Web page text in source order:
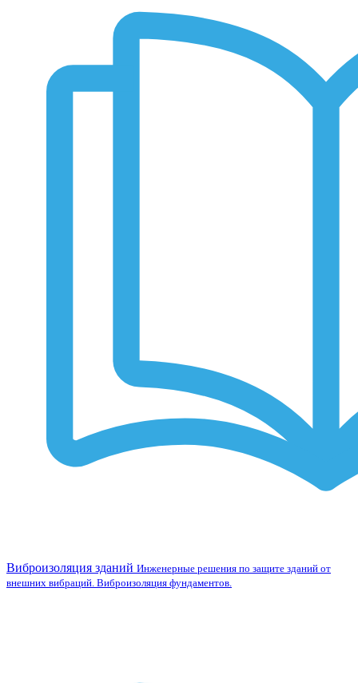
Виброизоляция зданий Инженерные решения по защите зданий от
внешних вибраций. Виброизоляция фундаментов.